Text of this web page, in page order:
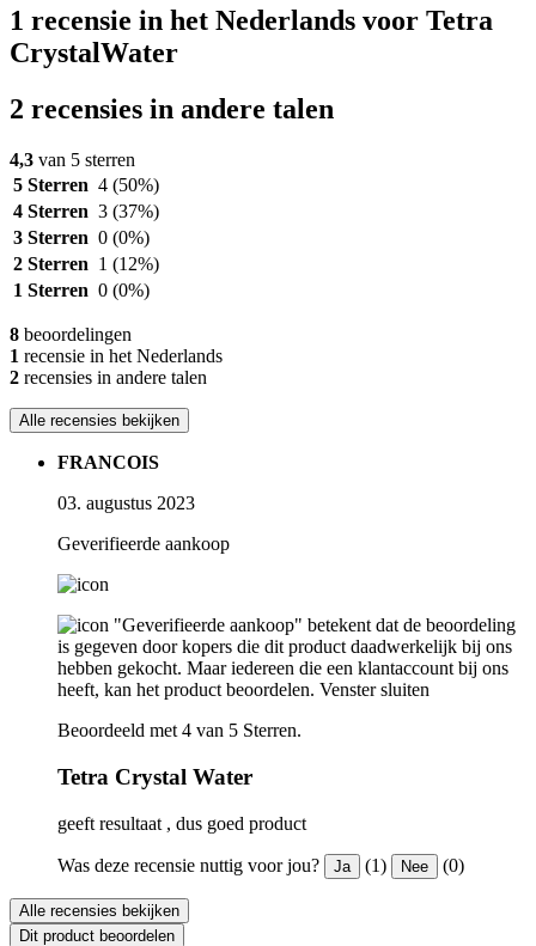
1 recensie in het Nederlands voor Tetra
CrystalWater
2 recensies in andere talen
4,3 van 5 sterren
5 Sterren 4 (50%)
4 Sterren 3 (37%)
3 Sterren 0 (0%)
2 Sterren 1 (12%)
1 Sterren 0 (0%)
8 beoordelingen
1 recensie in het Nederlands
2 recensies in andere talen
Alle recensies bekijken
FRANCOIS
03. augustus 2023
Geverifieerde aankoop
"Geverifieerde aankoop" betekent dat de beoordeling
is gegeven door kopers die dit product daadwerkelijk bij ons
hebben gekocht. Maar iedereen die een klantaccount bij ons
heeft, kan het product beoordelen. Venster sluiten
Beoordeeld met 4 van 5 Sterren.
Tetra Crystal Water
geeft resultaat , dus goed product
Was deze recensie nuttig voor jou? Ja (1) Nee (0)
Alle recensies bekijken
Dit product beoordelen